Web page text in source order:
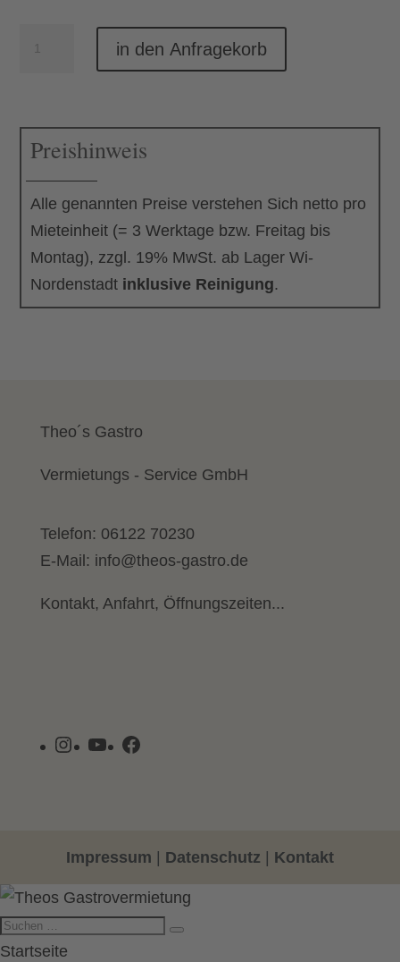
Menge
in den Anfragekorb
Preishinweis
Alle genannten Preise verstehen Sich netto pro
Mieteinheit (= 3 Werktage bzw. Freitag bis
Montag), zzgl. 19% MwSt. ab Lager Wi-
Nordenstadt inklusive Reinigung.
Theo´s Gastro
Vermietungs - Service GmbH
Telefon: 06122 70230
E-Mail: info@theos-gastro.de
Kontakt, Anfahrt, Öffnungszeiten...
Instagram
YouTubeFacebook
Impressum Datenschutz Kontakt
Startseite